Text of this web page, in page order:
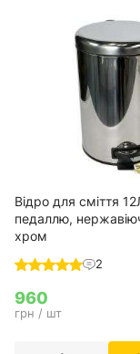
Відро для сміття
педаллю,
хром
2
960
грн / шт